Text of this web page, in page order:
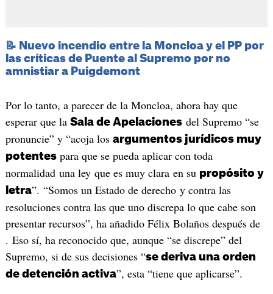
📝 Nuevo incendio entre la Moncloa y el PP por
las críticas de Puente al Supremo por no
amnistiar a Puigdemont
Por lo tanto, a parecer de la Moncloa, ahora hay que
esperar que la Sala de Apelacionesdel Supremo “se
pronuncie” y “acoja los argumentos jurídicos muy
potentespara que se pueda aplicar con toda
normalidad una ley que es muy clara en su propósito y
letra”. “Somos un Estado de derecho y contra las
resoluciones contra las que uno discrepa lo que cabe son
presentar recursos”, ha añadido Félix Bolaños después de
. Eso sí, ha reconocido que, aunque “se discrepe” del
Supremo, si de sus decisiones “se deriva una orden
de detención activa”, esta “tiene que aplicarse”.